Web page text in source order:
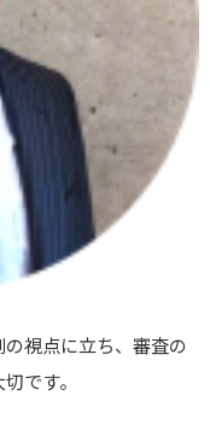
視点に立ち、審査の
です。